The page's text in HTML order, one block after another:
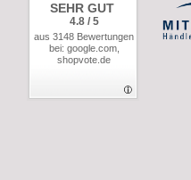
SEHR GUT
4.8 / 5
aus 3148 Bewertungen
bei: google.com,
shopvote.de